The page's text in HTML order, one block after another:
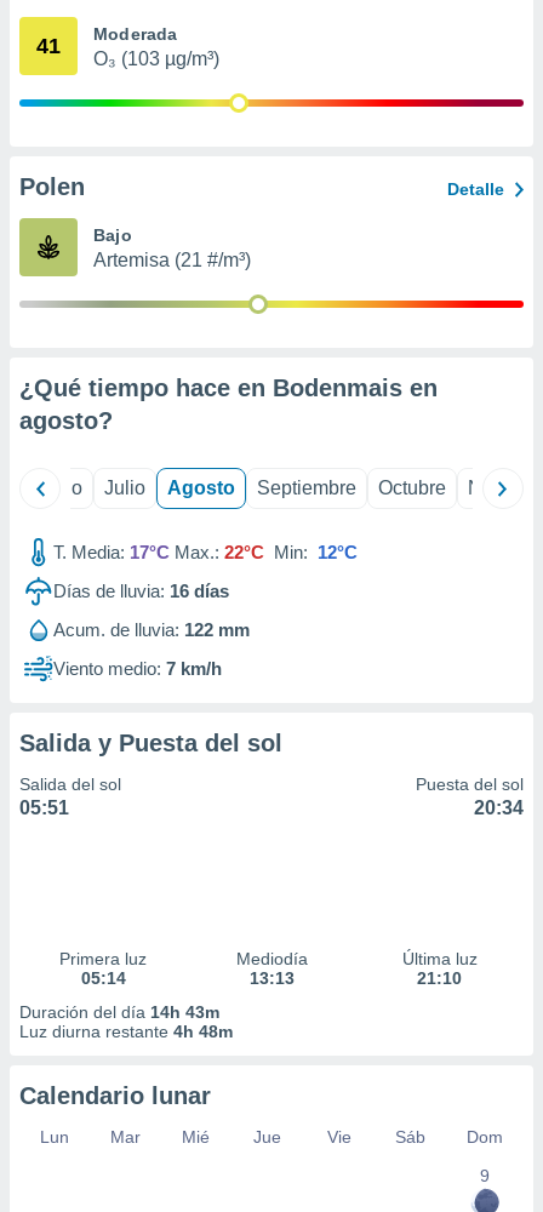
e
publicidad
1199
41 Moderada
O₃ (103 µg/m³)
Polen Detalle
Bajo
Artemisa (21 #/m³)
¿Qué tiempo hace en Bodenmais en
agosto?
Junio Julio Agosto Septiembre Octubre
T. Media: 17°C Max.: 22°C Min: 12°C
Días de lluvia: 16 días
Acum. de lluvia: 122 mm
Viento medio: 7 km/h
Salida y Puesta del sol
Salida del sol
05:51
Puesta del sol
20:34
Primera luz
05:14
Mediodía
13:13
Última luz
21:10
Duración del día 14h 43m
Luz diurna restante 4h 48m
Calendario lunar
Lun Mar Mié Jue Vie Sáb
Dom
9